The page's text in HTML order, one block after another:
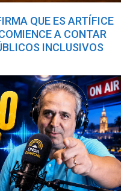
QUE ES ARTÍFICE
A CONTAR
INCLUSIVOS